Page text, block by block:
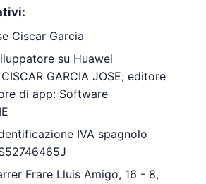
Ciscar Garcia
su Huawei
GARCIA JOSE; editore
di app: Software
IVA spagnolo
Frare Lluis Amigo, 16 - 8,